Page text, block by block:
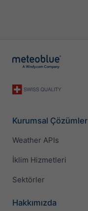
Kurumsal Çözümler
Weather APIs
İklim Hizmetleri
Sektörler
Hakkımızda